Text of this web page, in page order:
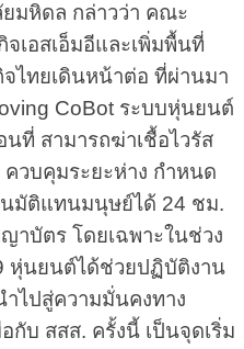
มหิดล กล่าวว่า คณะ
เอสเอ็มอีและเพิ่มพื้นที่
จไทยเดินหน้าต่อ ที่ผ่านมา
CoBot ระบบหุ่นยนต์
ที่ สามารถฆ่าเชื้อไวรัส
ควบคุมระยะห่าง กำหนด
นมัติแทนมนุษย์ได้ 24 ชม.
าบัตร โดยเฉพาะในช่วง
หุ่นยนต์ได้ช่วยปฏิบัติงาน
ไปสู่ความมั่นคงทาง
กับ สสส. ครั้งนี้ เป็นจุดเริ่ม